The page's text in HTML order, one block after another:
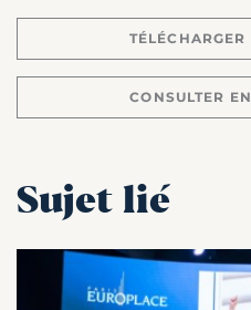
CONSULTER
Sujet lié